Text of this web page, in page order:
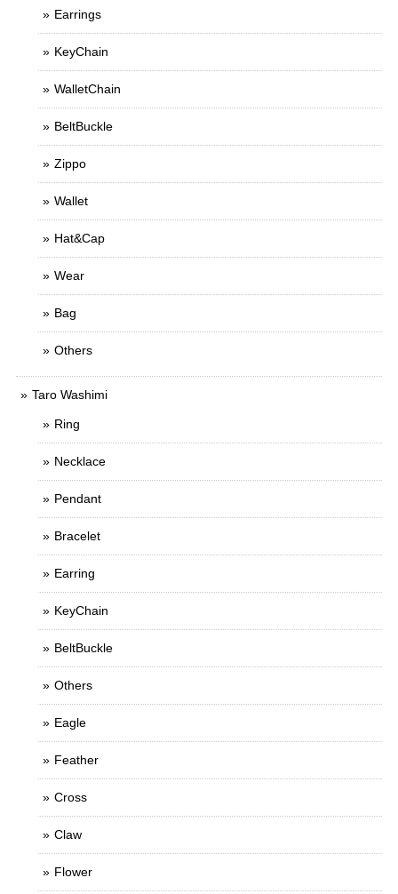
Earrings
KeyChain
WalletChain
BeltBuckle
Zippo
Wallet
Hat&Cap
Wear
Bag
Others
Taro Washimi
Ring
Necklace
Pendant
Bracelet
Earring
KeyChain
BeltBuckle
Others
Eagle
Feather
Cross
Claw
Flower